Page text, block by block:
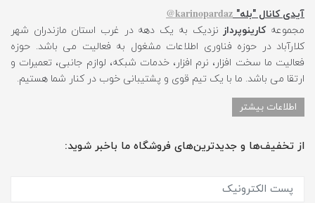
آیدی کانال "بله" karinopardaz@
مجموعهکارینوپرداز نزدیک به یک دهه در غرب استان مازندران شهر
کلارآباد در حوزه فناوری اطلاعات مشغول به فعالیت می باشد. حوزه
فعالیت ما سخت افزار، نرم افزار، خدمات شبکه، لوازم جانبی، تعمیرات و
ارتقا می باشد. ما با یک تیم قوی و پشتیبانی خوب در کنار شما هستیم.
اطلاعات بیشتر
از تخفیف‌ها و جدیدترین‌های فروشگاه ما باخبر شوید: